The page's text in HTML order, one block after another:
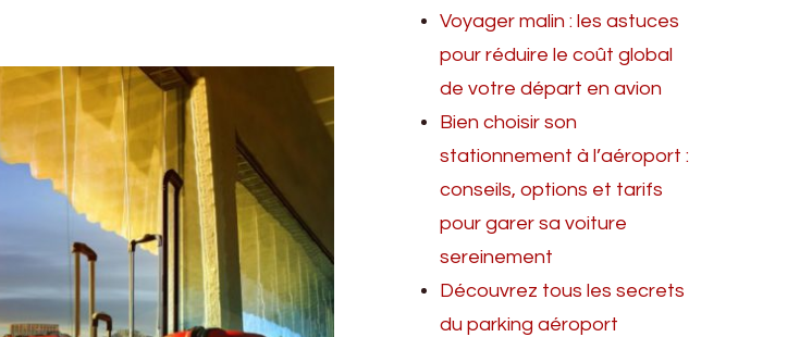
Voyager malin : les astuces
pour réduire le coût global
de votre départ en avion
Bien choisir son
stationnement à l’aéroport :
conseils, options et tarifs
pour garer sa voiture
sereinement
Découvrez tous les secrets
du parking aéroport